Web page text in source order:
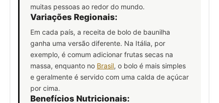
muitas pessoas ao redor do mundo.
Variações Regionais:
Em cada país, a receita de bolo de baunilha
ganha uma versão diferente. Na Itália, por
exemplo, é comum adicionar frutas secas na
massa, enquanto no Brasil, o bolo é mais simples
e geralmente é servido com uma calda de açúcar
por cima.
Benefícios Nutricionais: